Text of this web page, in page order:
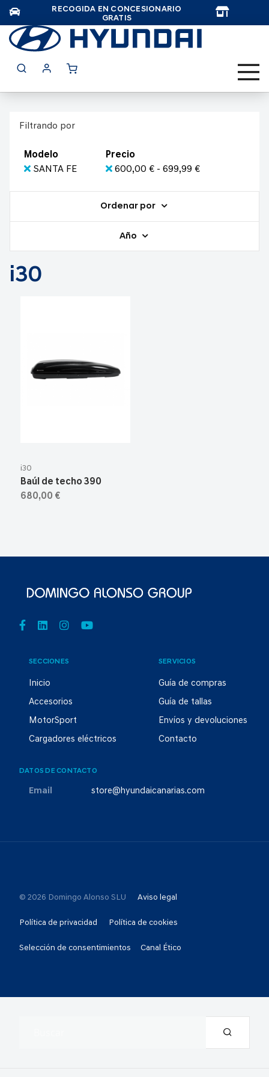
RECOGIDA EN CONCESIONARIO
GRATIS
Filtrando por
Modelo
SANTA FE
Precio
600,00 € - 699,99 €
Ordenar por
Año
i30
i30
Baúl de techo 390
680,00 €
SECCIONES
Inicio
Accesorios
MotorSport
Cargadores eléctricos
SERVICIOS
Guía de compras
Guía de tallas
Envíos y devoluciones
Contacto
DATOS DE CONTACTO
Email store@hyundaicanarias.com
© 2026 Domingo Alonso SLU Aviso legal
Política de privacidad Política de cookies
Selección de consentimientos Canal Ético